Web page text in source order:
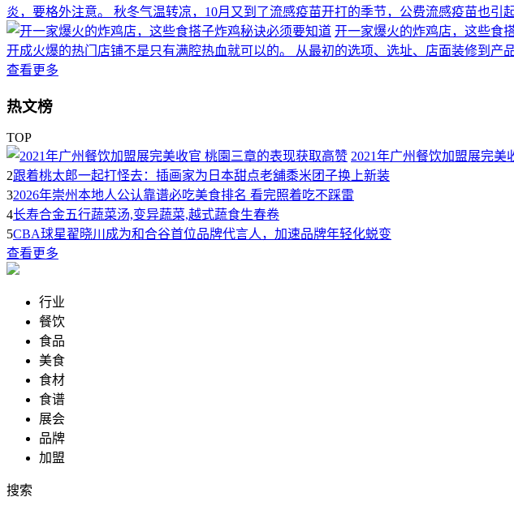
炎，要格外注意。 秋冬气温转凉，10月又到了流感疫苗开打的季节，公费流感疫苗也
开一家爆火的炸鸡店，这些食
开成火爆的热门店铺不是只有满腔热血就可以的。 从最初的选项、选址、店面装修到
查看更多
热文榜
TOP
2021年广州餐饮加盟展完
2跟着桃太郎一起打怪去：插画家为日本甜点老舖黍米团子换上新装
32026年崇州本地人公认靠谱必吃美食排名 看完照着吃不踩雷
4长寿合金五行蔬菜汤,变异蔬菜,越式蔬食生春卷
5CBA球星翟晓川成为和合谷首位品牌代言人，加速品牌年轻化蜕变
查看更多
行业
餐饮
食品
美食
食材
食谱
展会
品牌
加盟
搜索